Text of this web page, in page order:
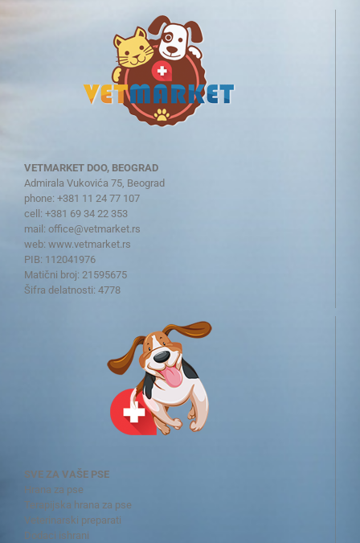
VETMARKET DOO, BEOGRAD
Admirala Vukovića 75, Beograd
phone: +381 11 24 77 107
cell: +381 69 34 22 353
mail: office@vetmarket.rs
web: www.vetmarket.rs
PIB: 112041976
Matični broj: 21595675
Šifra delatnosti: 4778
SVE ZA VAŠE PSE
Hrana za pse
Terapijska hrana za pse
Veterinarski preparati
Dodaci ishrani